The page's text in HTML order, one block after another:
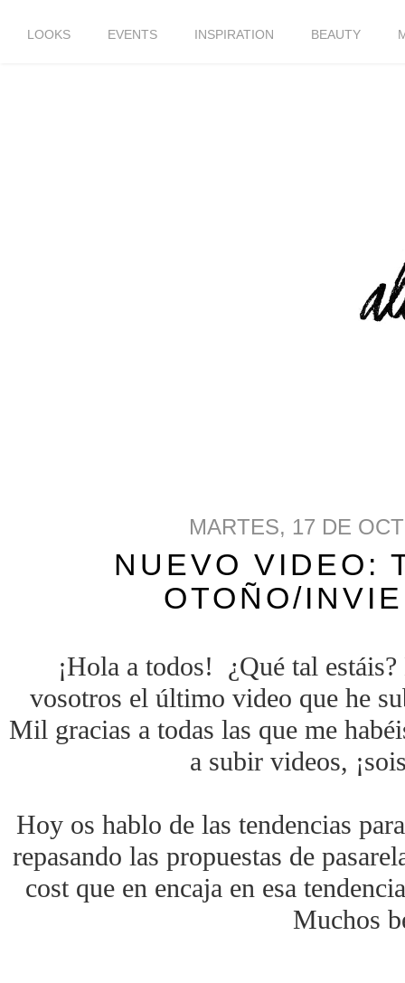
LOOKS EVENTS INSPIRATION BEAUTY
MARTES, 17 DE
NUEVO VIDEO:
OTOÑO/
¡Hola a todos! ¿Qué tal
vosotros el último video que he
Mil gracias a todas las que me
a subir videos,
Hoy os hablo de las tendencias
repasando las propuestas de
cost que en encaja en esa
Muchos